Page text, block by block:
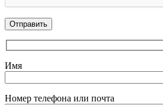
Имя
Номер телефона или почта